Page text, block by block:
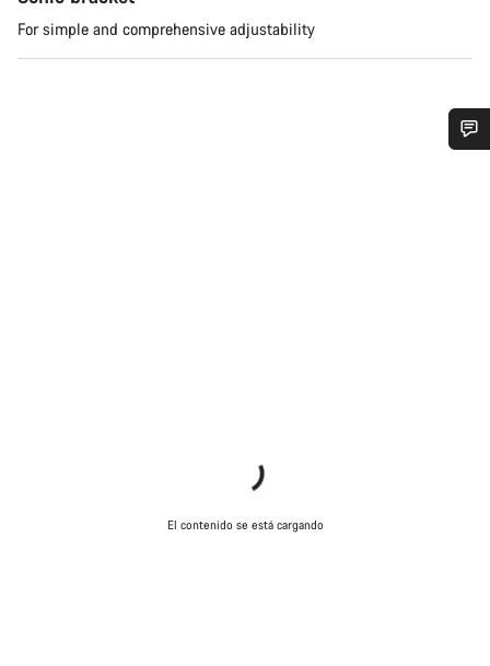
For simple and comprehensive adjustability
El contenido se está cargando